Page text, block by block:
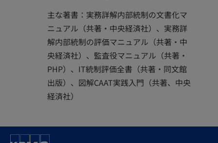
主な著書：実務詳解内部統制の文書化マ
ニュアル（共著・中央経済社）、実務詳
解内部統制の評価マニュアル（共著・中
央経済社）、監査役マニュアル（共著・
PHP）、IT統制評価全書（共著・同文館
出版）、図解CAAT実践入門（共著、中央
経済社）